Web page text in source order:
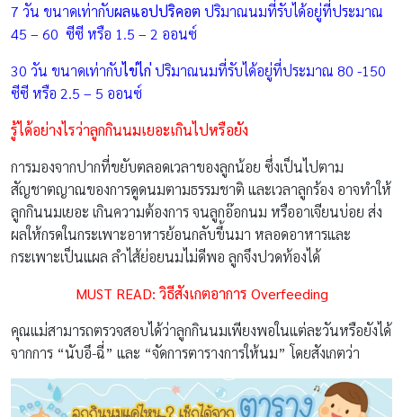
7 วัน ขนาดเท่ากับผลแอปปริคอต ปริมาณนมที่รับได้อยู่ที่ประมาณ
45 – 60 ซีซี หรือ 1.5 – 2 ออนซ์
30 วัน ขนาดเท่ากับไข่ไก่ปริมาณนมที่รับได้อยู่ที่ประมาณ 80 -150
ซีซี หรือ 2.5 – 5 ออนซ์
รู้ได้อย่างไรว่าลูกกินนมเยอะเกินไปหรือยัง
การมองจากปากที่ขยับตลอดเวลาของลูกน้อย ซึ่งเป็นไปตาม
สัญชาตญาณของการดูดนมตามธรรมชาติ และเวลาลูกร้อง อาจทำให้
ลูกกินนมเยอะ เกินความต้องการ จนลูกอ๊อกนม หรืออาเจียนบ่อย ส่ง
ผลให้กรดในกระเพาะอาหารย้อนกลับขึ้นมา หลอดอาหารและ
กระเพาะเป็นแผล ลำไส้ย่อยนมไม่ดีพอ ลูกจึงปวดท้องได้
MUST READ: วิธีสังเกตอาการ Overfeeding
คุณแม่สามารถตรวจสอบได้ว่าลูกกินนมเพียงพอในแต่ละวันหรือยังได้
จากการ “นับอึ-ฉี่” และ “จัดการตารางการให้นม” โดยสังเกตว่า